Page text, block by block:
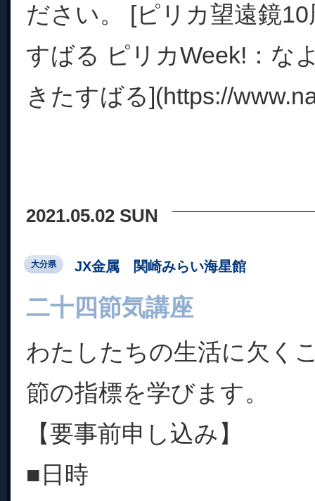
ださい。 [ピリカ望遠鏡
すばる ピリカWeek!：
きたすばる](https://
2021.05.02 SUN
大分県 JX金属 関崎みらい海星館
二十四節気講座
わたしたちの生活に欠く
節の指標を学びます。
【要事前申し込み】
■日時